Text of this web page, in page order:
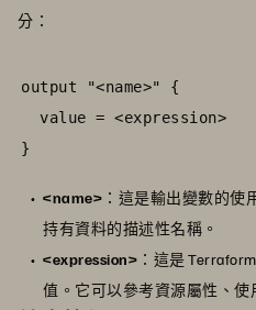
分：
output "<name>" {
value = <expression>
}
<name> ：這是輸出變數的使
持有資料的描述性名稱。
<expression> ：這是
值。它可以參考資源屬性、使